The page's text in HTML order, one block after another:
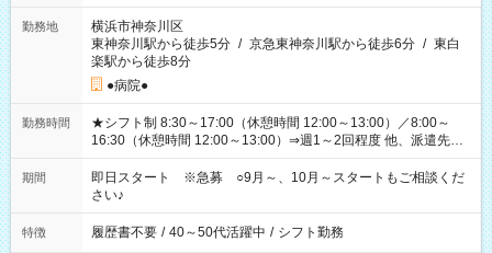
勤務地
横浜市神奈川区
東神奈川駅から徒歩5分 / 京急東神奈川駅から徒歩6分 / 東白
楽駅から徒歩8分
●病院●
勤務時間
★シフト制 8:30～17:00（休憩時間 12:00～13:00）／8:00～
16:30（休憩時間 12:00～13:00）⇒週1～2回程度 他、派遣先の
規定による
期間
即日スタート ※急募 ○9月～、10月～スタートもご相談くだ
さい♪
特徴 履歴書不要 / 40～50代活躍中 / シフト勤務